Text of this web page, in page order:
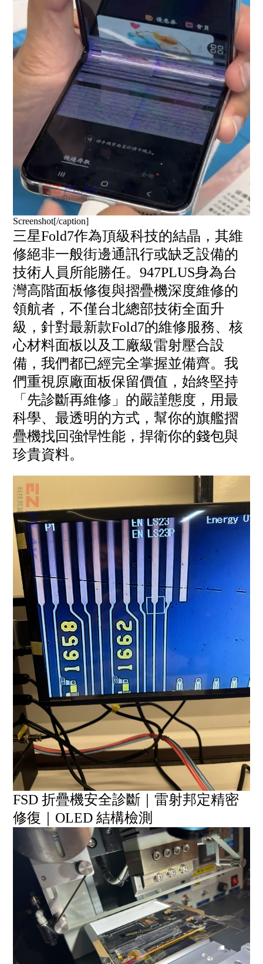
Screenshot[/caption]
三星Fold7作為頂級科技的結晶，其維
修絕非一般街邊通訊行或缺乏設備的
技術人員所能勝任。947PLUS身為台
灣高階面板修復與摺疊機深度維修的
領航者，不僅台北總部技術全面升
級，針對最新款Fold7的維修服務、核
心材料面板以及工廠級雷射壓合設
備，我們都已經完全掌握並備齊。我
們重視原廠面板保留價值，始終堅持
「先診斷再維修」的嚴謹態度，用最
科學、最透明的方式，幫你的旗艦摺
疊機找回強悍性能，捍衛你的錢包與
珍貴資料。
FSD 折疊機安全診斷｜雷射邦定精密
修復｜OLED 結構檢測